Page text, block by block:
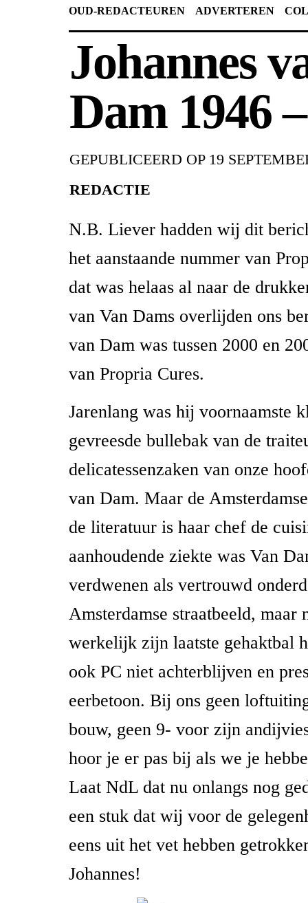
OUD-REDACTEUREN ADVERTEREN
Johannes
Dam 1946
GEPUBLICEERD OP 19
REDACTIE
N.B. Liever hadden wij dit
het aanstaande nummer van
dat was helaas al naar de
van Van Dams overlijden ons
van Dam was tussen 2000 en
van Propria Cures.
Jarenlang was hij voornaamste
gevreesde bullebak van de
delicatessenzaken van onze
van Dam. Maar de
de literatuur is haar chef de
aanhoudende ziekte was Van
verdwenen als vertrouwd
Amsterdamse straatbeeld, maar
werkelijk zijn laatste gehaktbal
ook PC niet achterblijven en
eerbetoon. Bij ons geen
bouw, geen 9- voor zijn
hoor je er pas bij als we je
Laat NdL dat nu onlangs nog
een stuk dat wij voor de
eens uit het vet hebben
Johannes!